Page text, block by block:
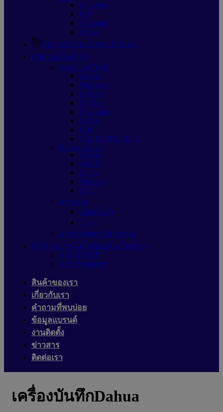
Kingston
WD
Samsung
Adata
อุปกรณ์ต่อพ่วง/สายเชื่อมต่อ
อุปกรณ์เน็ตเวิร์ก
Switch (สวิตช์)
Tp-link
Mercusys
D-Link
ZyXEL
Hikvision
Dahua
HPE
ALLIEDTELESIS
Router 4G/5G
Tp-link
ASUS
Tenda
Mercusys
H3C
สายแลน
Link(ลิ้งค์)
Glink
อุปกรณ์ขยายสัญญาณ
NAS (อุปกรณ์เก็บข้อมูลเครือข่าย)
NAS QNAP
NAS Synology
สินค้าของเรา
เกี่ยวกับเรา
คำถามที่พบบ่อย
ข้อมูลแบรนด์
งานติดตั้ง
ข่าวสาร
ติดต่อเรา
เครื่องบันทึกDahua